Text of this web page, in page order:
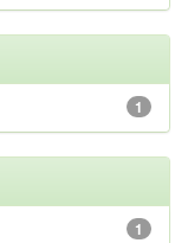
1
1